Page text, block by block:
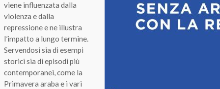
viene influenzata dalla
violenza e dalla
repressione e ne illustra
l’impatto a lungo termine.
Servendosi sia di esempi
storici sia di episodi più
contemporanei, come la
Primavera araba e i vari